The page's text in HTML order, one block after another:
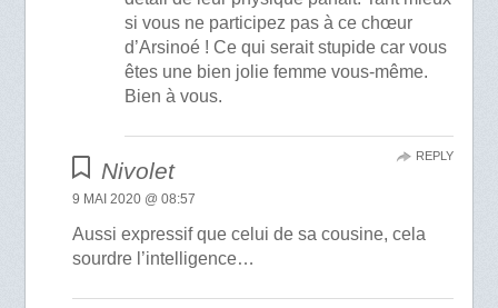
si vous ne participez pas à ce chœur
d’Arsinoé ! Ce qui serait stupide car vous
êtes une bien jolie femme vous-même.
Bien à vous.
Nivolet
9 MAI 2020 @ 08:57
Aussi expressif que celui de sa cousine, cela
sourdre l’intelligence…
REPLY